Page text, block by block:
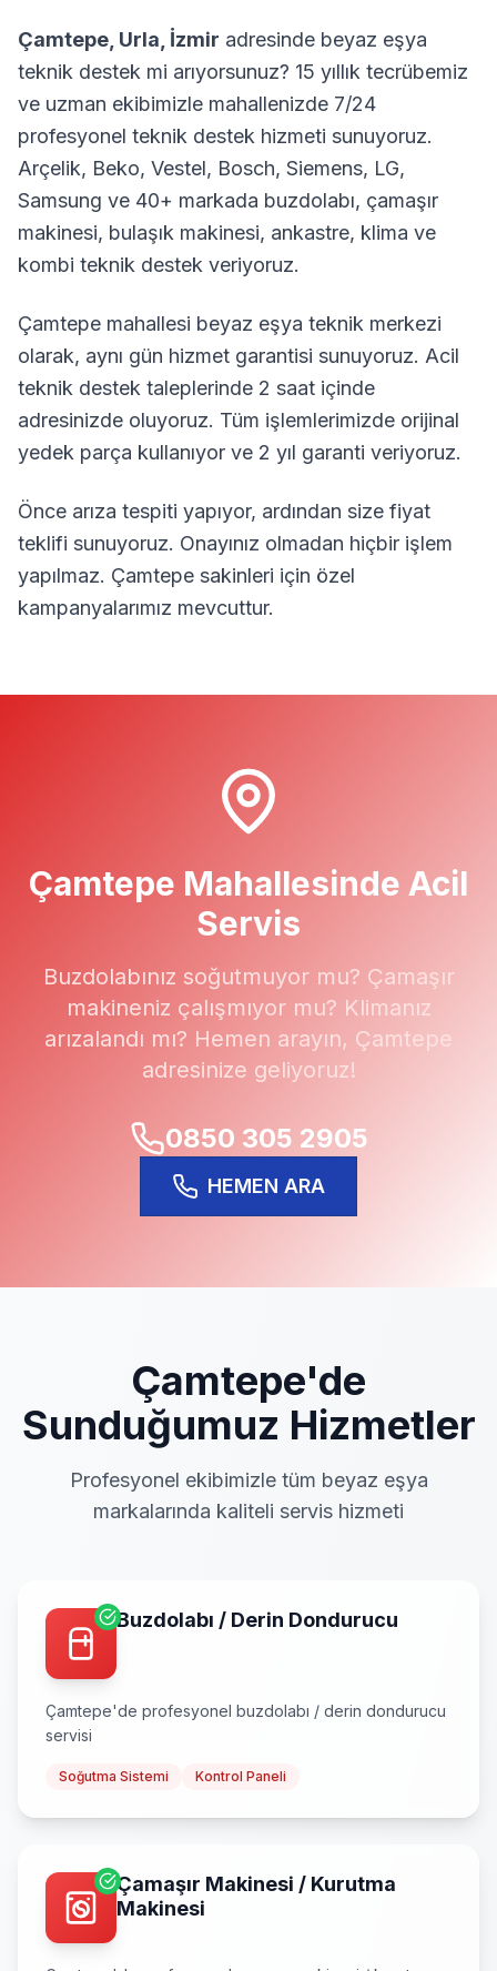
Çamtepe Urla İzmir adresinde beyaz eşya
teknik destek mi arıyorsunuz? 15 yıllık tecrübemiz
ve uzman ekibimizle mahallenizde 7/24
profesyonel teknik destek hizmeti sunuyoruz.
Arçelik, Beko, Vestel, Bosch, Siemens, LG,
Samsung ve 40+ markada buzdolabı, çamaşır
makinesi, bulaşık makinesi, ankastre, klima ve
kombi teknik destek veriyoruz.
Çamtepe mahallesi beyaz eşya teknik merkezi
olarak, aynı gün hizmet garantisi sunuyoruz. Acil
teknik destek taleplerinde 2 saat içinde
adresinizde oluyoruz. Tüm işlemlerimizde orijinal
yedek parça kullanıyor ve 2 yıl garanti veriyoruz.
Önce arıza tespiti yapıyor, ardından size fiyat
teklifi sunuyoruz. Onayınız olmadan hiçbir işlem
yapılmaz. Çamtepe sakinleri için özel
kampanyalarımız mevcuttur.
Çamtepe Mahallesinde Acil
Servis
Buzdolabınız soğutmuyor mu? Çamaşır
makineniz çalışmıyor mu? Klimanız
arızalandı mı? Hemen arayın, Çamtepe
adresinize geliyoruz!
0850 305 2905
HEMEN ARA
Çamtepe'de
Sunduğumuz Hizmetler
Profesyonel ekibimizle tüm beyaz eşya
markalarında kaliteli servis hizmeti
Buzdolabı / Derin Dondurucu
Çamtepe'de profesyonel buzdolabı / derin dondurucu
servisi
Soğutma Sistemi Kontrol Paneli
Çamaşır Makinesi / Kurutma
Makinesi